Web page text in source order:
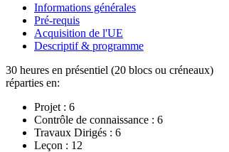
Informations générales
Pré-requis
Acquisition de l'UE
Descriptif & programme
30 heures en présentiel (20 blocs ou créneaux)
réparties en:
Projet : 6
Contrôle de connaissance : 6
Travaux Dirigés : 6
Leçon : 12